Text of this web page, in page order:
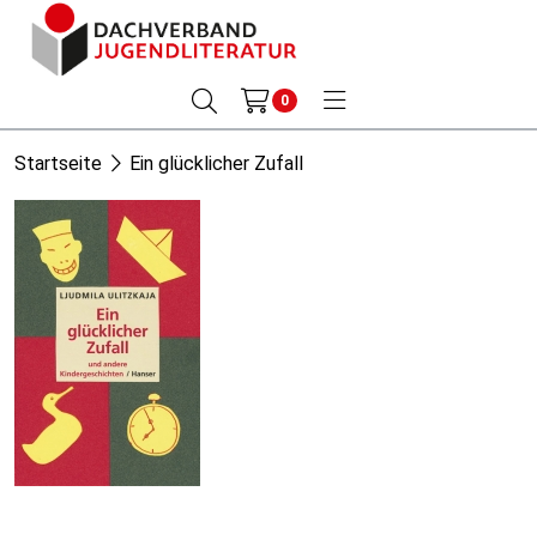
0
Startseite Ein glücklicher Zufall